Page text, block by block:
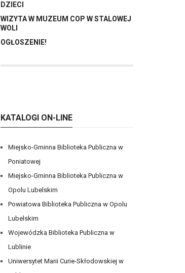
DZIECI
WIZYTA W MUZEUM COP W STALOWEJ
WOLI
OGŁOSZENIE!
KATALOGI ON-LINE
Miejsko-Gminna Biblioteka Publiczna w
Poniatowej
Miejsko-Gminna Biblioteka Publiczna w
Opolu Lubelskim
Powiatowa Biblioteka Publiczna w Opolu
Lubelskim
Wojewódzka Biblioteka Publiczna w
Lublinie
Uniwersytet Marii Curie-Skłodowskiej w